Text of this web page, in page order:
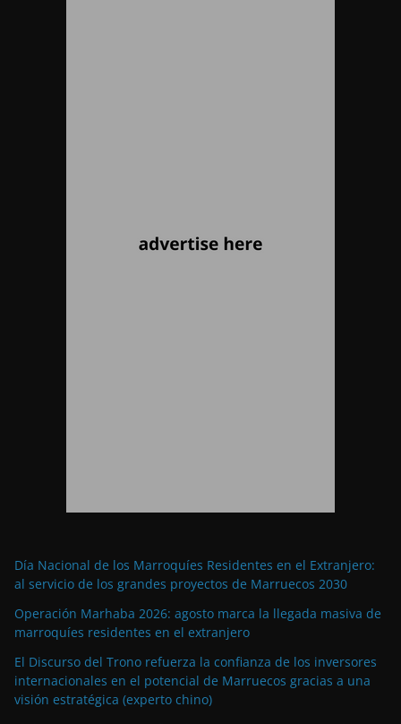
Día Nacional de los Marroquíes Residentes en el Extranjero:
al servicio de los grandes proyectos de Marruecos 2030
Operación Marhaba 2026: agosto marca la llegada masiva de
marroquíes residentes en el extranjero
El Discurso del Trono refuerza la confianza de los inversores
internacionales en el potencial de Marruecos gracias a una
visión estratégica (experto chino)